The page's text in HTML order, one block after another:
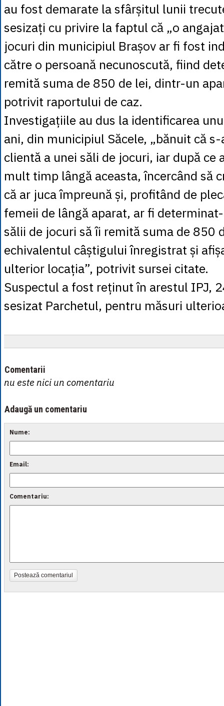
1 XDR
= 5.9383
1 ZAR
= 0.2318
au fost demarate la sfârșitul lunii
sesizați cu privire la faptul că „o
jocuri din municipiul Brașov ar fi fost
către o persoană necunoscută, fiind
remită suma de 850 de lei, dintr-un
potrivit raportului de caz.
Investigațiile au dus la identificarea
ani, din municipiul Săcele, „bănuit că
clientă a unei săli de jocuri, iar după ce
mult timp lângă aceasta, încercând să
că ar juca împreună și, profitând de
femeii de lângă aparat, ar fi
sălii de jocuri să îi remită suma de 850
echivalentul câștigului înregistrat și
ulterior locația”, potrivit sursei citate.
Suspectul a fost reținut în arestul IPJ,
sesizat Parchetul, pentru măsuri
Comentarii
nu este nici un comentariu
Adaugă un comentariu
Nume:
Email:
Comentariu:
Postează comentariul